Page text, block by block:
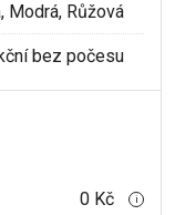
Modrá, Růžová
bez počesu
0 Kč i